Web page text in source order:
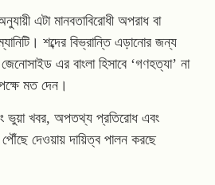
এটা মানবতাবিরোধী অপরাধ বা
শব্দের বিভ্রান্তি এড়ানোর জন্য
এর বাংলা হিসাবে ‘গণহত্যা’ না
মত দেন।
ভুয়া খবর, অপতথ্য প্রতিরোধ এবং
দেওয়ায় দায়িত্ব পালন করছে